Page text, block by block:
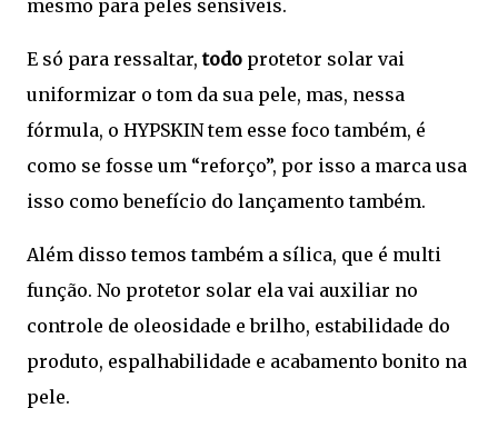
mesmo para peles sensíveis.
E só para ressaltar,todo protetor solar vai
uniformizar o tom da sua pele, mas, nessa
fórmula, o HYPSKIN tem esse foco também, é
como se fosse um “reforço”, por isso a marca usa
isso como benefício do lançamento também.
Além disso temos também a sílica, que é multi
função. No protetor solar ela vai auxiliar no
controle de oleosidade e brilho, estabilidade do
produto, espalhabilidade e acabamento bonito na
pele.